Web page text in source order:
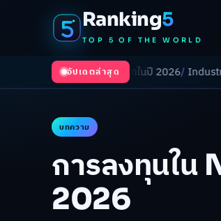
Ranking5
TOP 5 OF THE WORLD
อัปเดตล่าสุด
ยนโลกในปี 2026/Industrial 2026 : 5 เทคโนโ
บทความ
การลงทุนใน
2026